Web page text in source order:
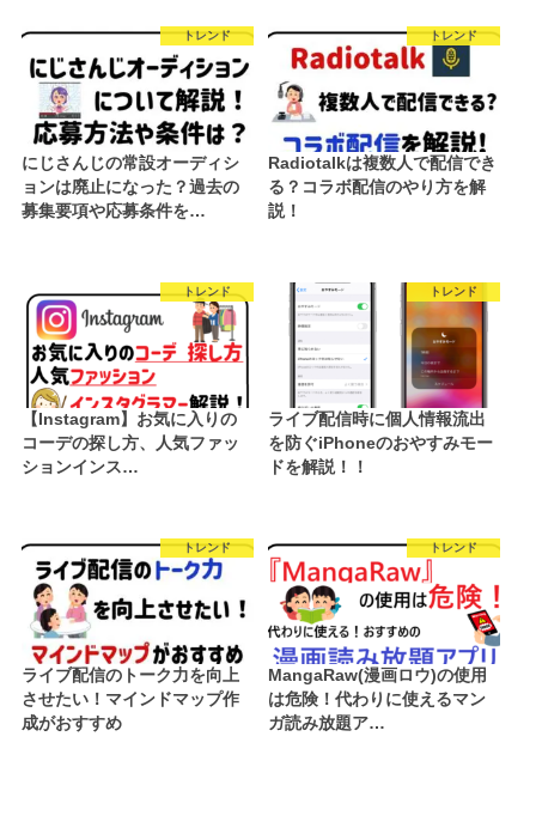
トレンド
にじさんじの常設オーディシ
ョンは廃止になった？過去の
募集要項や応募条件を…
トレンド
Radiotalkは複数人で配信でき
る？コラボ配信のやり方を解
説！
トレンド
【Instagram】お気に入りの
コーデの探し方、人気ファッ
ションインス…
トレンド
ライブ配信時に個人情報流出
を防ぐiPhoneのおやすみモー
ドを解説！！
トレンド
ライブ配信のトーク力を向上
させたい！マインドマップ作
成がおすすめ
トレンド
MangaRaw(漫画ロウ)の使用
は危険！代わりに使えるマン
ガ読み放題ア…